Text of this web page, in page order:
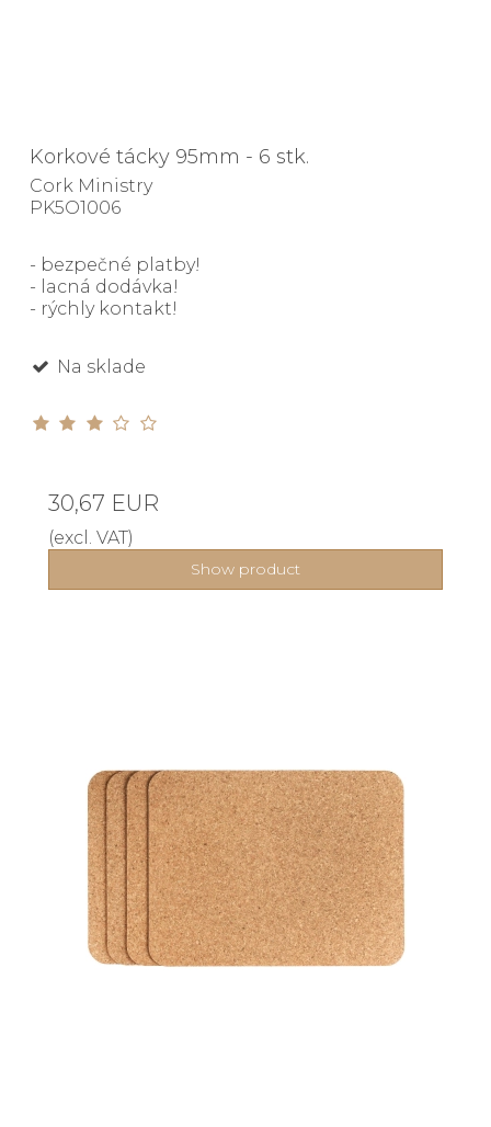
Korkové tácky 95mm - 6 stk.
Cork Ministry
PK5O1006
- bezpečné platby!
- lacná dodávka!
- rýchly kontakt!
Na sklade
30,67 EUR
(excl. VAT)
Show product